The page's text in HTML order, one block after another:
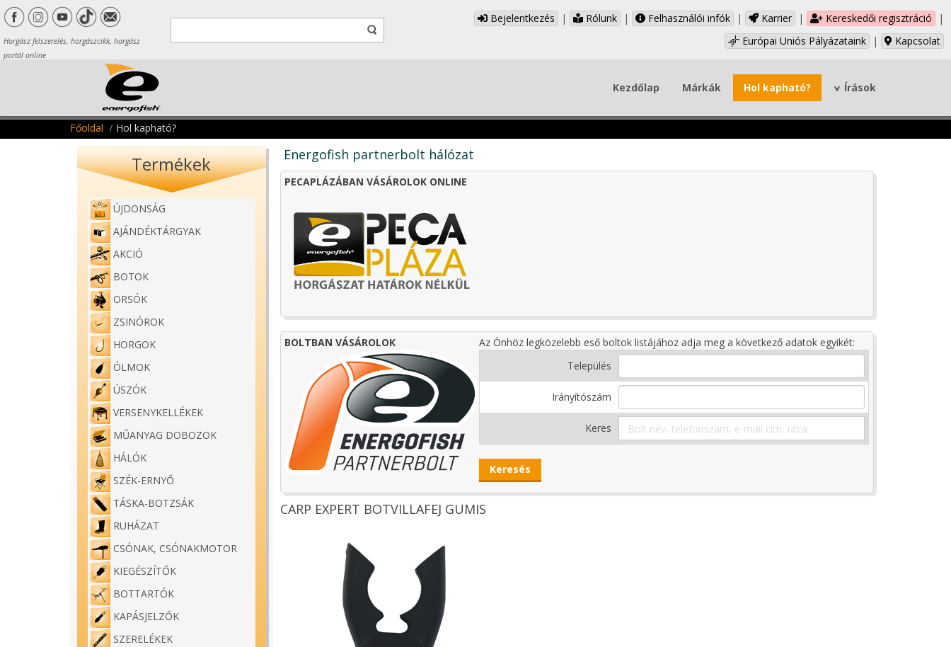
Horgász felszerelés, horgászcikk, horgász
portál online
Bejelentkezés | Rólunk | Felhasználói infók | Karrier | Kereskedői regisztráció
|
Európai Uniós Pályázataink
| Kapcsolat
Kezdőlap Márkák Hol kapható? Írások
Főoldal Hol kapható?
Termékek
ÚJDONSÁG
AJÁNDÉKTÁRGYAK
AKCIÓ
BOTOK
ORSÓK
ZSINÓROK
HORGOK
ÓLMOK
ÚSZÓK
VERSENYKELLÉKEK
MŰANYAG DOBOZOK
HÁLÓK
SZÉK-ERNYŐ
TÁSKA-BOTZSÁK
RUHÁZAT
CSÓNAK, CSÓNAKMOTOR
KIEGÉSZÍTŐK
BOTTARTÓK
KAPÁSJELZŐK
SZERELÉKEK
Energofish partnerbolt hálózat
PECAPLÁZÁBAN VÁSÁROLOK ONLINE
BOLTBAN VÁSÁROLOK
Az Önhöz legközelebb eső boltok listájához adja meg a következő adatok egyikét:
Település
Irányítószám
Keres
CARP EXPERT BOTVILLAFEJ GUMIS